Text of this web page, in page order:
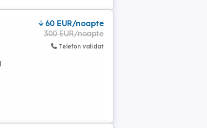
60 EUR/noapte
300 EUR/noapte
Telefon validat